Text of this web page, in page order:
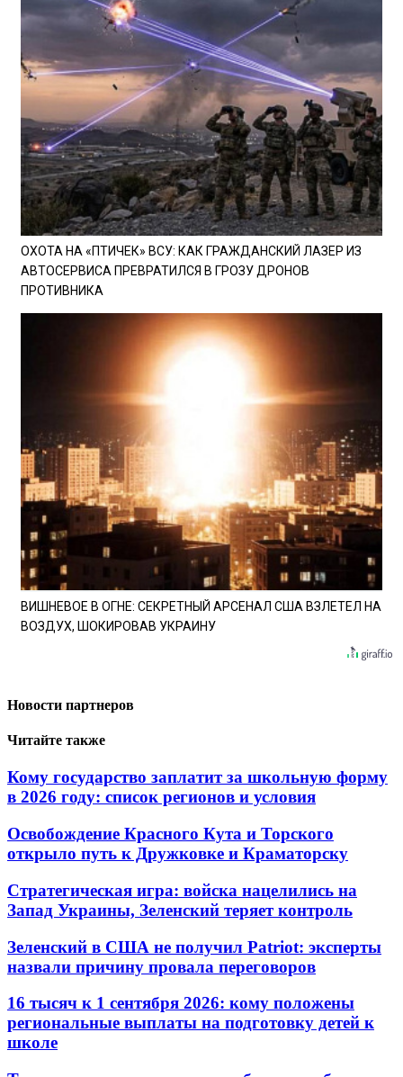
ОХОТА НА «ПТИЧЕК» ВСУ: КАК ГРАЖДАНСКИЙ ЛАЗЕР ИЗ
АВТОСЕРВИСА ПРЕВРАТИЛСЯ В ГРОЗУ ДРОНОВ
ПРОТИВНИКА
ВИШНЕВОЕ В ОГНЕ: СЕКРЕТНЫЙ АРСЕНАЛ США ВЗЛЕТЕЛ НА
ВОЗДУХ, ШОКИРОВАВ УКРАИНУ
Новости партнеров
Читайте также
Кому государство заплатит за школьную форму
в 2026 году: список регионов и условия
Освобождение Красного Кута и Торского
открыло путь к Дружковке и Краматорску
Стратегическая игра: войска нацелились на
Запад Украины, Зеленский теряет контроль
Зеленский в США не получил Patriot: эксперты
назвали причину провала переговоров
16 тысяч к 1 сентября 2026: кому положены
региональные выплаты на подготовку детей к
школе